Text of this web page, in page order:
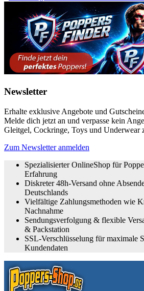
Newsletter
Erhalte exklusive Angebote und
Melde dich jetzt an und verpasse kein
Gleitgel, Cockringe, Toys und Underwear
Zum Newsletter anmelden
Spezialisierter OnlineShop für
Erfahrung
Diskreter 48h-Versand ohne
Deutschlands
Vielfältige Zahlungsmethoden wie
Nachnahme
Sendungsverfolgung & flexible
& Packstation
SSL-Verschlüsselung für maximale
Kundendaten